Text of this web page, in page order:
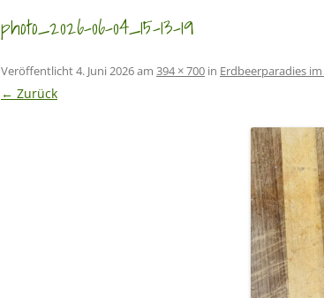
photo_2026-06-04_15-13-19
Veröffentlicht4. Juni 2026am 394 × 700 in Erdbeerparadies
← Zurück